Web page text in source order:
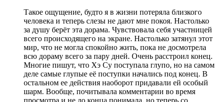
Такое ощущение, будто я в жизни потеряла близкого
человека и теперь слезы не дают мне покоя. Настолько
за душу берёт эта дорама. Чувствовала себя участницей
всего происходящего на экране. Настолько затянул этот
мир, что не могла спокойно жить, пока не досмотрела
всю дораму всего за пару дней. Очень расстроил конец.
Многие пишут, что Хэ Су поступала глупо, но на самом
деле самые глупые её поступки начались под конец. В
остальном ее действия наоборот придавали ей особый
шарм. Вообще, почитывала комментарии во время
просмотра и не до конца понимала, но теперь со